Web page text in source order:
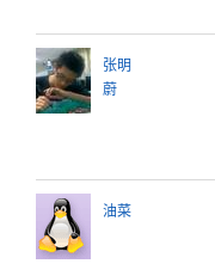
张明
蔚
油菜